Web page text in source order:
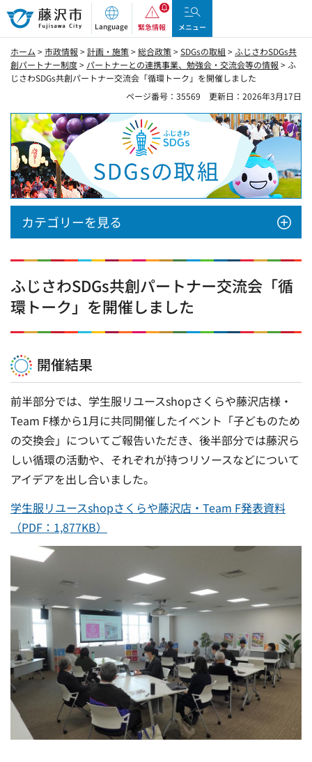
藤沢市
Language 緊急情報 メニュー
ホーム >市政情報 >計画・施策>総合政策>SDGsの取組 >ふじさわSDGs共
創パートナー制度> パートナーとの連携事業、勉強会・交流会等の情報 > ふ
じさわSDGs共創パートナー交流会「循環トーク」を開催しました
ページ番号：35569
更新日：2026年3月17日
SDGsの取組
カテゴリーを見る
ふじさわSDGs共創パートナー交流会「循
環トーク」を開催しました
開催結果
前半部分では、学生服リユースshopさくらや藤沢店様・
Team F様から1月に共同開催したイベント「子どものため
の交換会」についてご報告いただき、後半部分では藤沢ら
しい循環の活動や、それぞれが持つリソースなどについて
アイデアを出し合いました。
学生服リユースshopさくらや藤沢店・Team F発表資料
（PDF：1,877KB）